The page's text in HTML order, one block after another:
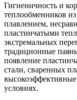
Гигиеничность и
теплообменников
плавлением,
пластинчатыми
экстремальных
традиционные
появление
стали, сваренных
условиях.